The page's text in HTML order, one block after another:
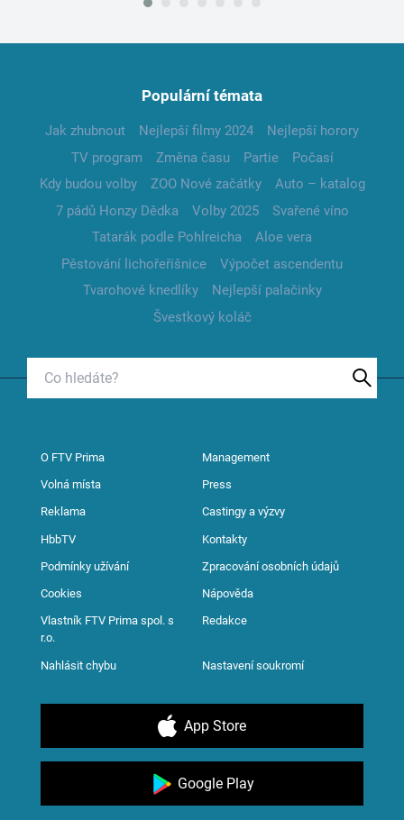
Populární témata
Jak zhubnout Nejlepší filmy 2024
Nejlepší horory
TV program
Změna času Partie
Počasí
Kdy budou volby
ZOO Nové začátky
Auto – katalog
7 pádů Honzy Dědka
Volby 2025
Svařené víno
Tatarák podle Pohlreicha
Aloe vera
Pěstování lichořeřišnice
Výpočet ascendentu
Tvarohové knedlíky
Nejlepší palačinky
Švestkový koláč
O FTV Prima Management
Volná místa Press
Reklama Castingy a výzvy
HbbTV Kontakty
Podmínky užívání Zpracování osobních údajů
Cookies Nápověda
Vlastník FTV Prima spol. s
r.o.
Redakce
Nahlásit chybu Nastavení soukromí
App Store
Google Play